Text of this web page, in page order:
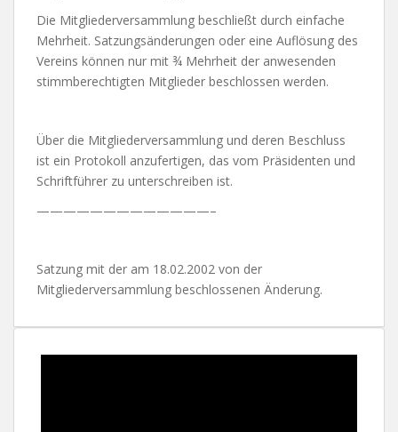
Die Mitgliederversammlung beschließt durch einfache
Mehrheit. Satzungsänderungen oder eine Auflösung des
Vereins können nur mit ¾ Mehrheit der anwesenden
stimmberechtigten Mitglieder beschlossen werden.
Über die Mitgliederversammlung und deren Beschluss
ist ein Protokoll anzufertigen, das vom Präsidenten und
Schriftführer zu unterschreiben ist.
—————————————–
Satzung mit der am 18.02.2002 von der
Mitgliederversammlung beschlossenen Änderung.